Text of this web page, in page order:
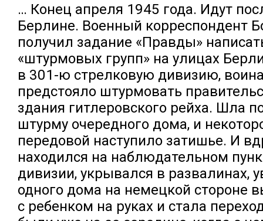
… Конец апреля 1945 года. Идут
Берлине. Военный корреспондент
получил задание «Правды»
«штурмовых групп» на улицах
в 301-ю стрелковую дивизию,
предстояло штурмовать
здания гитлеровского рейха. Шла
штурму очередного дома, и
передовой наступило затишье. И
находился на наблюдательном
дивизии, укрывался в развалинах,
одного дома на немецкой стороне
с ребенком на руках и стала